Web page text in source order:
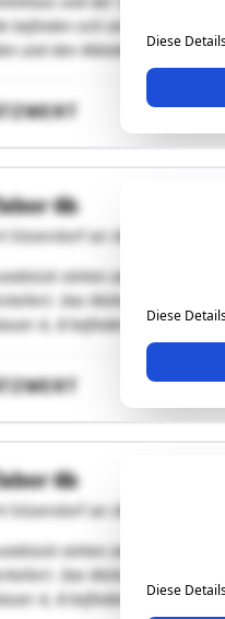
Diese
befinden sich am Rande von
und den Wänden …"
Diese
6b
Sitzendorf an der Schmida
stehen zwei
Das Wohnhaus B steht
A, B befinden sich in
Diese
6b
Sitzendorf an der Schmida
stehen zwei
Das Wohnhaus B steht
A, B befinden sich in